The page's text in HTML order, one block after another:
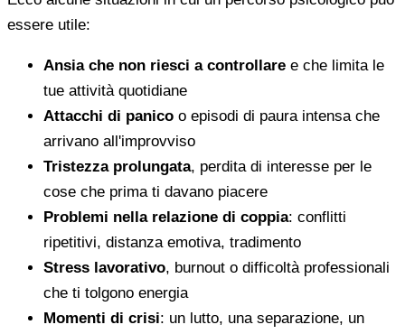
essere utile:
Ansia che non riesci a controllare e che limita le
tue attività quotidiane
Attacchi di panico o episodi di paura intensa che
arrivano all'improvviso
Tristezza prolungata, perdita di interesse per le
cose che prima ti davano piacere
Problemi nella relazione di coppia: conflitti
ripetitivi, distanza emotiva, tradimento
Stress lavorativo, burnout o difficoltà professionali
che ti tolgono energia
Momenti di crisi: un lutto, una separazione, un